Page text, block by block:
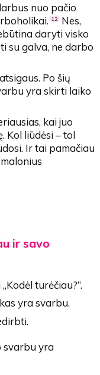
nuo pačio
12 Nes,
daryti visko
su galva, ne darbo
Po šių
yra skirti laiko
kai juo
Kol liūdėsi – tol
Ir tai pamačiau
ir savo
turėčiau?”.
yra svarbu.
svarbu yra